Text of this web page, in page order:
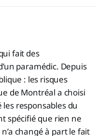
fait des
paramédic. Depuis
: les risques
de Montréal a choisi
les responsables du
spécifié que rien ne
changé à part le fait